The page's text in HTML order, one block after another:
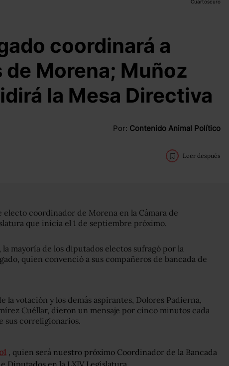
Cuartoscuro
coordinará a
Morena; Muñoz
la Mesa Directiva
Por: Contenido Animal Político
Leer después
coordinador de Morena en la Cámara de
que inicia el 1 de septiembre próximo.
mayoría de los diputados electos sufragó por la
quien convenció a sus compañeros de bancada de
la votación y los demás aspirantes, Dolores Padierna,
Cuéllar, dieron un mensaje por cinco minutos cada
sus correligionarios.
, quien será nuestro próximo Coordinador de la Bancada
Diputados en la LXIV Legislatura